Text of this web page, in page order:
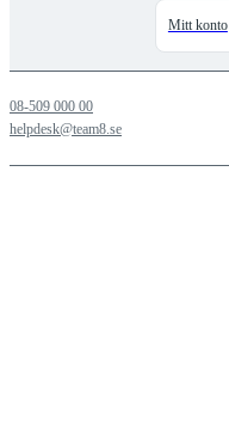
Mitt konto
08-509 000 00
helpdesk@team8.se